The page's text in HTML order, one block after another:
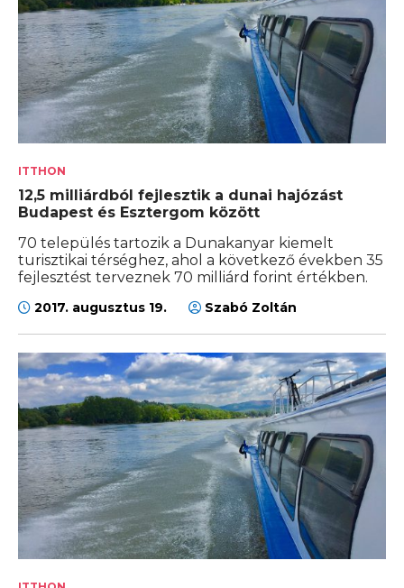
ITTHON
12,5 milliárdból fejlesztik a dunai hajózást
Budapest és Esztergom között
70 település tartozik a Dunakanyar kiemelt
turisztikai térséghez, ahol a következő években 35
fejlesztést terveznek 70 milliárd forint értékben.
2017. augusztus 19. Szabó Zoltán